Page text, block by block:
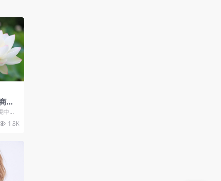
业
中，
功
1.8K